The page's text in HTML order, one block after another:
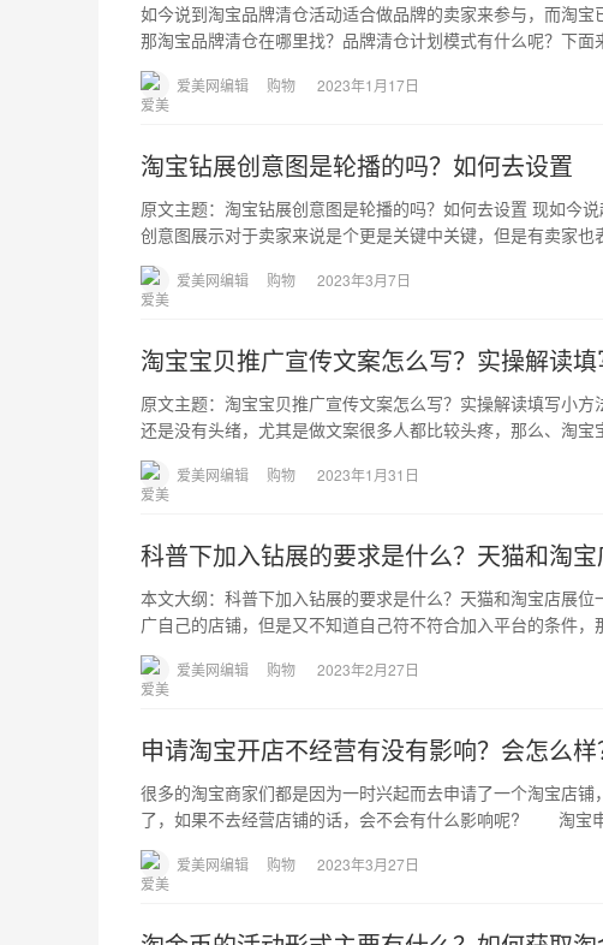
如今说到淘宝品牌清仓活动适合做品牌的卖家来参与，而淘
那淘宝品牌清仓在哪里找？品牌清仓计划模式有什么呢？下
爱美网编辑 购物 2023年1月17日
淘宝钻展创意图是轮播的吗？如何去设置
原文主题：淘宝钻展创意图是轮播的吗？如何去设置 现如今
创意图展示对于卖家来说是个更是关键中关键，但是有卖家
爱美网编辑 购物 2023年3月7日
淘宝宝贝推广宣传文案怎么写？实操解读
原文主题：淘宝宝贝推广宣传文案怎么写？实操解读填写小
还是没有头绪，尤其是做文案很多人都比较头疼，那么、淘
爱美网编辑 购物 2023年1月31日
科普下加入钻展的要求是什么？天猫和淘
本文大纲：科普下加入钻展的要求是什么？天猫和淘宝店展
广自己的店铺，但是又不知道自己符不符合加入平台的条件
爱美网编辑 购物 2023年2月27日
申请淘宝开店不经营有没有影响？会怎么样
很多的淘宝商家们都是因为一时兴起而去申请了一个淘宝店
了，如果不去经营店铺的话，会不会有什么影响呢? 淘宝
爱美网编辑 购物 2023年3月27日